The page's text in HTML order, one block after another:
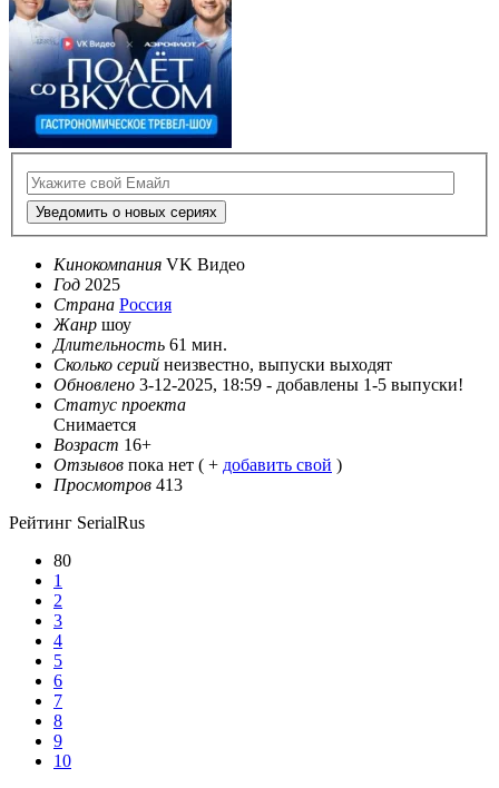
Уведомить о новых сериях
Кинокомпания VK Видео
Год 2025
Страна Россия
Жанр шоу
Длительность 61 мин.
Сколько серий неизвестно, выпуски выходят
Обновлено 3-12-2025, 18:59 - добавлены 1-5 выпуски!
Статус проекта
Снимается
Возраст 16+
Отзывов пока нет ( + добавить свой )
Просмотров 413
Рейтинг SerialRus
80
1
2
3
4
5
6
7
8
9
10